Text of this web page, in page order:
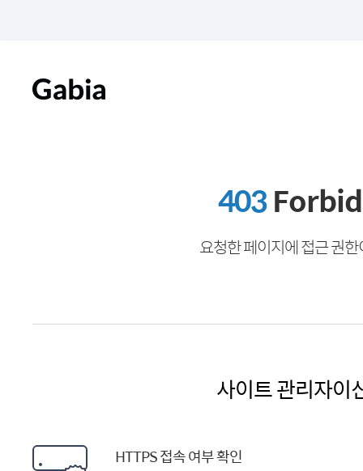
403
요청한 페이지에 접근 권
사이트 관리자이
HTTPS 접속 여부 확인